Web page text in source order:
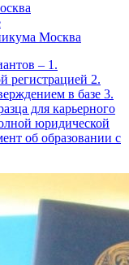
Москва
– 1.
регистрацией 2.
в базе 3.
для карьерного
юридической
об образовании с